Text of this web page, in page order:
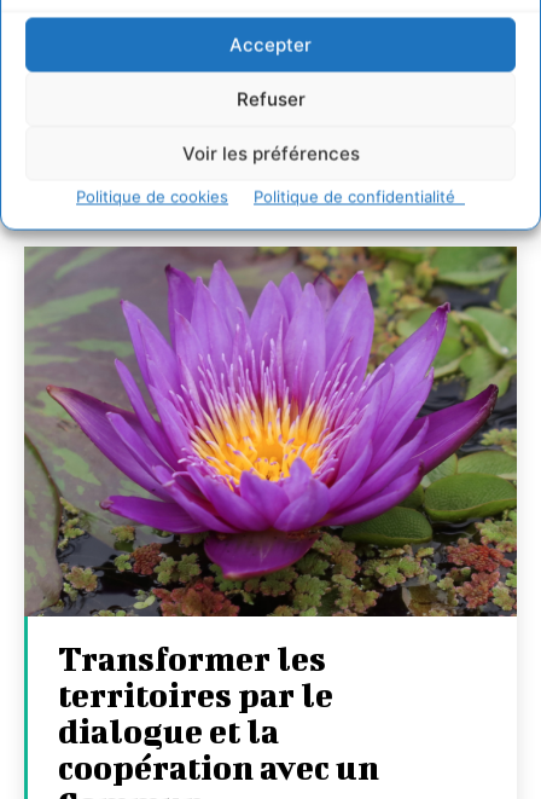
Accepter
Refuser
Voir les préférences
Politique de cookies Politique de confidentialité
L’éco-anxiété informe et l’éco-lucidité transforme
adaptées au changement climatique
Transformer les
territoires par le
dialogue et la
coopération avec un